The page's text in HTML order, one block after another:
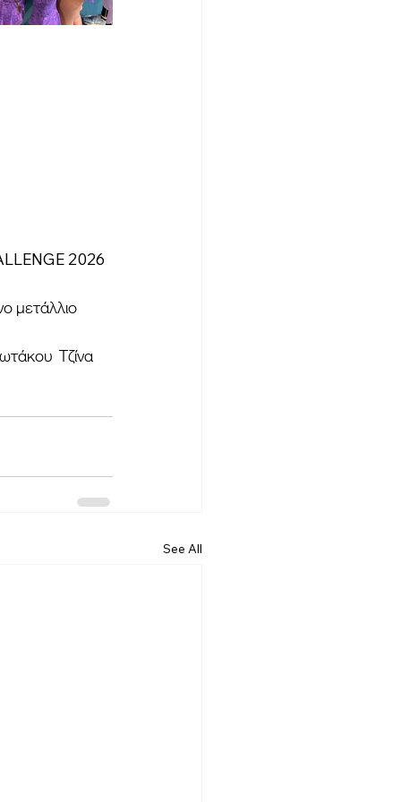
2026
μετάλλιο
Τζίνα
See All